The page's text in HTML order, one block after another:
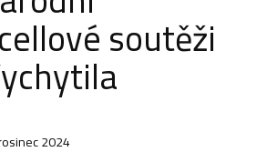
soutěži
2024